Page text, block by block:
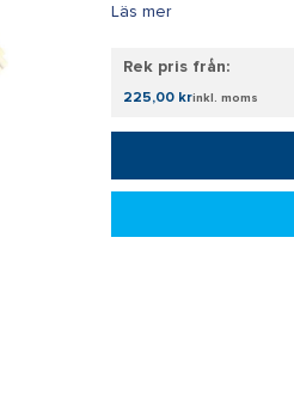
Läs mer
Rek pris från:
225,00 krinkl. moms